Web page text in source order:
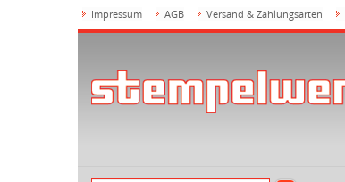
Impressum AGB Versand & Zahlungsarten